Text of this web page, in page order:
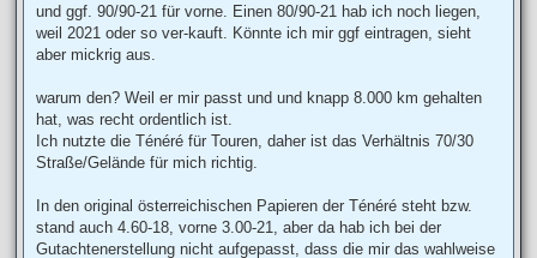
und ggf. 90/90-21 für vorne. Einen 80/90-21 hab ich noch liegen,
weil 2021 oder so ver-kauft. Könnte ich mir ggf eintragen, sieht
aber mickrig aus.
warum den? Weil er mir passt und und knapp 8.000 km gehalten
hat, was recht ordentlich ist.
Ich nutzte die Ténéré für Touren, daher ist das Verhältnis 70/30
Straße/Gelände für mich richtig.
In den original österreichischen Papieren der Ténéré steht bzw.
stand auch 4.60-18, vorne 3.00-21, aber da hab ich bei der
Gutachtenerstellung nicht aufgepasst, dass die mir das wahlweise